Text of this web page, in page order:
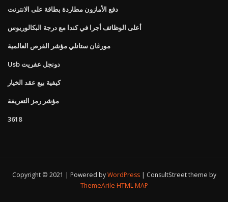
دفع الأمازون مطاردة بطاقة على الانترنت
أعلى الوظائف أجرا في كندا مع درجة البكالوريوس
مورغان ستانلي مؤشر الفرص العالمية
Usb دونجل عفريت
كيفية بيع عقد الخيار
مؤشر رمز التعريفة
3618
Copyright © 2021 | Powered byWordPress
ConsultStreet theme by
ThemeArile HTML MAP